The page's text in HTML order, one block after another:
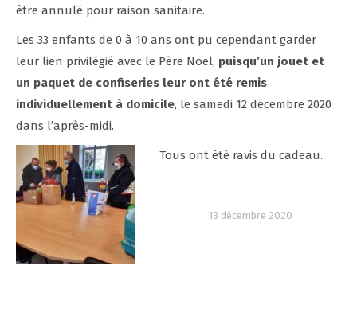
être annulé pour raison sanitaire.
Les 33 enfants de 0 à 10 ans ont pu cependant garder
leur lien privilégié avec le Père Noël, puisqu’un jouet et
un paquet de confiseries leur ont été remis
individuellement à domicile, le samedi 12 décembre 2020
dans l’après-midi.
Tous ont été ravis du cadeau.
13 décembre 2020